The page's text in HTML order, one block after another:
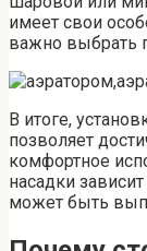
имеет свои
важно выбрать
В итоге,
позволяет
комфортное
насадки
может быть